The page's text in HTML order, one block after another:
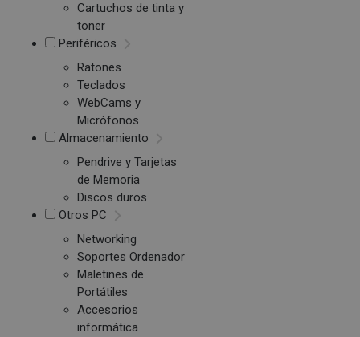
Cartuchos de tinta y
toner
Periféricos
Ratones
Teclados
WebCams y
Micrófonos
Almacenamiento
Pendrive y Tarjetas
de Memoria
Discos duros
Otros PC
Networking
Soportes Ordenador
Maletines de
Portátiles
Accesorios
informática